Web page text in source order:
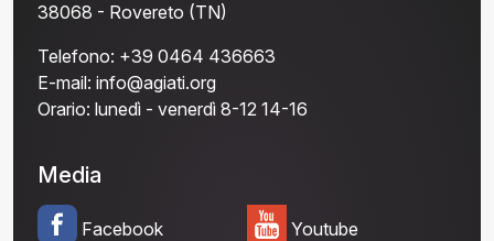
38068 - Rovereto (TN)
Telefono: +39 0464 436663
E-mail: info@agiati.org
Orario: lunedì - venerdì 8-12 14-16
Media
Facebook Youtube